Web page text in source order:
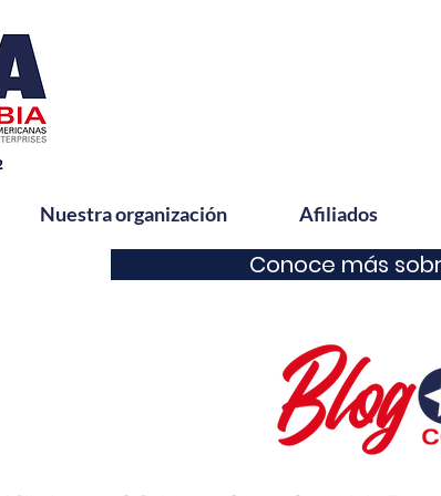
Nuestra organización Afiliados
Conoce más